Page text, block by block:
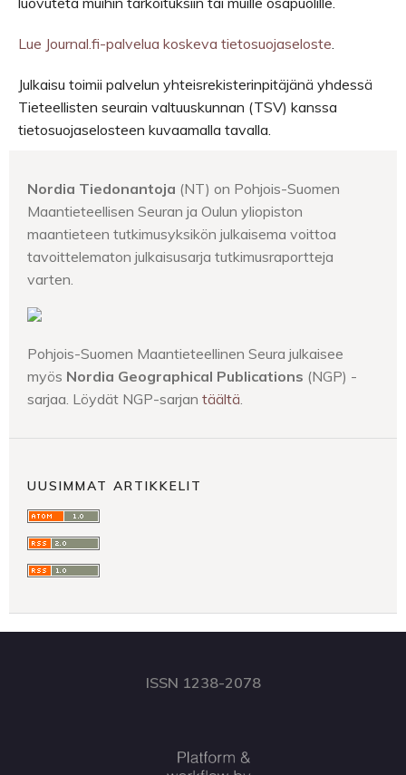
Lue Journal.fi-palvelua koskeva tietosuojaseloste.
Julkaisu toimii palvelun yhteisrekisterinpitäjänä yhdessä
Tieteellisten seurain valtuuskunnan (TSV) kanssa
tietosuojaselosteen kuvaamalla tavalla.
Nordia Tiedonantoja (NT) on Pohjois-Suomen
Maantieteellisen Seuran ja Oulun yliopiston
maantieteen tutkimusyksikön julkaisema voittoa
tavoittelematon julkaisusarja tutkimusraportteja
varten.
Pohjois-Suomen Maantieteellinen Seura julkaisee
myös Nordia Geographical Publications (NGP) -
sarjaa. Löydät NGP-sarjan täältä.
UUSIMMAT ARTIKKELIT
ISSN 1238-2078